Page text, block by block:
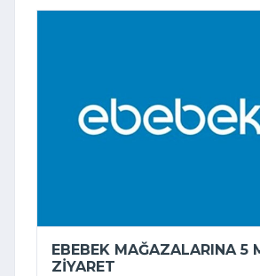
EBEBEK MAĞAZALARINA 5
ZIYARET